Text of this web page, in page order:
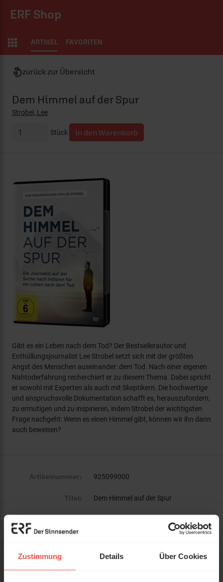
Zustimmung Details Über Cookies
ERF Shop
ARTIKEL FAVORITEN
zurück zur Übersicht
Stück
Dem Himmel auf der Spur
Strobel, Lee
Gibt es ein Leben nach dem Tod? Der Bestsellerautor und
Enthüllungsjournalist Lee Strobel setzt sich mit der größten
Angst des Menschen auseinander: dem Tod. Nach einer eigenen
Nahtoderfahrung recherchiert er zu diesem Thema. Dabei spricht
er sowohl mit Experten als auch mit Skeptikern. Die hochwertige
und anspruchsvolle Dokumentation schafft es, herauszufordern,
zu ermutigen und zu inspirieren, indem Strobel der wichtigsten
Frage nachgeht: Wenn es einen Himmel gibt, können wir ihn dann
auch beweisen?
Artikelnummer: 925099000
Titel: Dem Himmel auf der Spur
Indizien für ein Leben nach dem Tod
Verlag: